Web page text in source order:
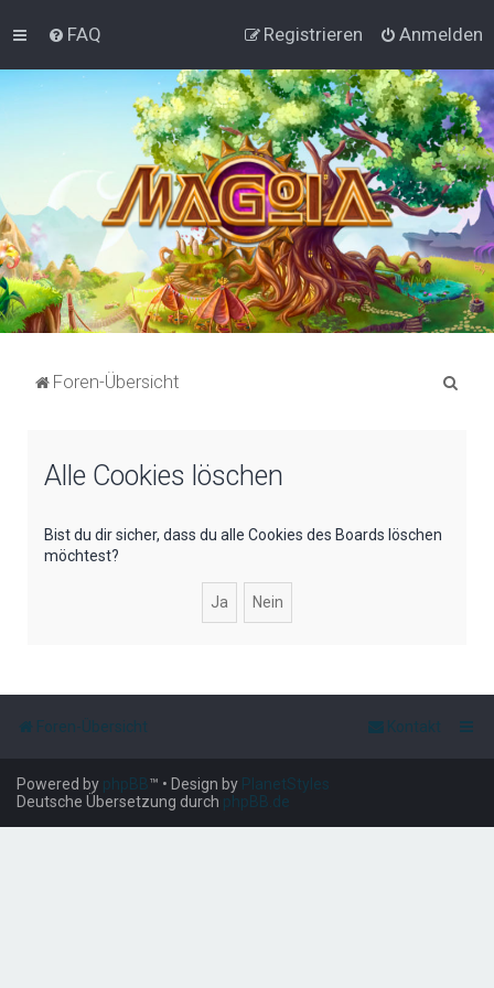
FAQ Anmelden
Registrieren
Foren-Übersicht
Alle Cookies löschen
Bist du dir sicher, dass du alle Cookies des Boards löschen
möchtest?
Foren-Übersicht Kontakt
Powered by phpBB™ • Design by PlanetStyles
Deutsche Übersetzung durch phpBB.de